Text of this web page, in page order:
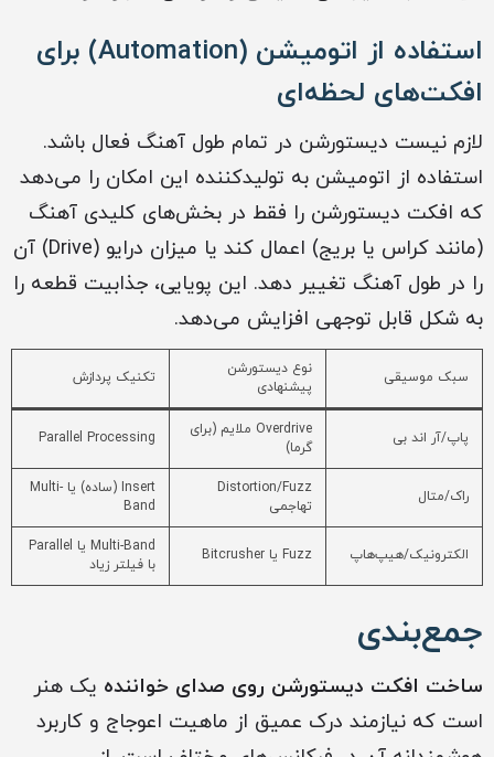
استفاده از اتومیشن (Automation) برای
افکت‌های لحظه‌ای
لازم نیست دیستورشن در تمام طول آهنگ فعال باشد.
استفاده از اتومیشن به تولیدکننده این امکان را می‌دهد
که افکت دیستورشن را فقط در بخش‌های کلیدی آهنگ
(مانند کراس یا بریج) اعمال کند یا میزان درایو (Drive) آن
را در طول آهنگ تغییر دهد. این پویایی، جذابیت قطعه را
به شکل قابل توجهی افزایش می‌دهد.
سبک موسیقی
نوع دیستورشن
پیشنهادی
تکنیک پردازش
پاپ/آر اند بی
Overdrive ملایم (برای
گرما)
Parallel Processing
راک/متال
Distortion/Fuzz
تهاجمی
Insert (ساده) یا Multi-
Band
الکترونیک/هیپ‌هاپ Fuzz یا Bitcrusher
Multi-Band یا Parallel
با فیلتر زیاد
جمع‌بندی
ساخت افکت دیستورشن روی صدای خواننده یک هنر
است که نیازمند درک عمیق از ماهیت اعوجاج و کاربرد